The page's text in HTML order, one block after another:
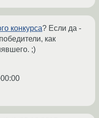
конкурса? Если да -
как
;)